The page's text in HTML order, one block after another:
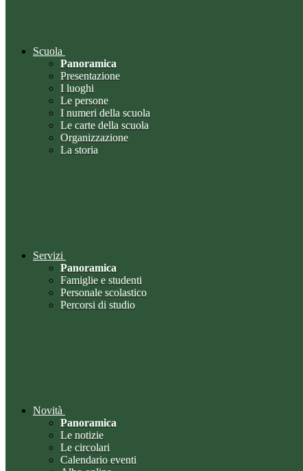
Scuola
Panoramica
Presentazione
I luoghi
Le persone
I numeri della scuola
Le carte della scuola
Organizzazione
La storia
Servizi
Panoramica
Famiglie e studenti
Personale scolastico
Percorsi di studio
Novità
Panoramica
Le notizie
Le circolari
Calendario eventi